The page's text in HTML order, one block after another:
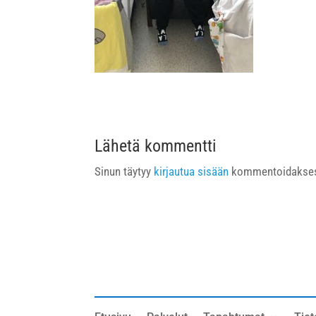
Lähetä kommentti
Sinun täytyy kirjautua sisään